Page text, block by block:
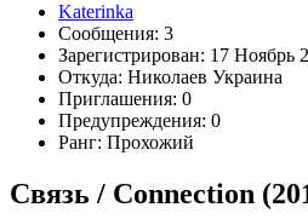
Katerinka
Сообщения: 3
Зарегистрирован: 17 Ноябрь
Откуда: Николаев Украина
Приглашения: 0
Предупреждения: 0
Ранг: Прохожий
Связь / Connection